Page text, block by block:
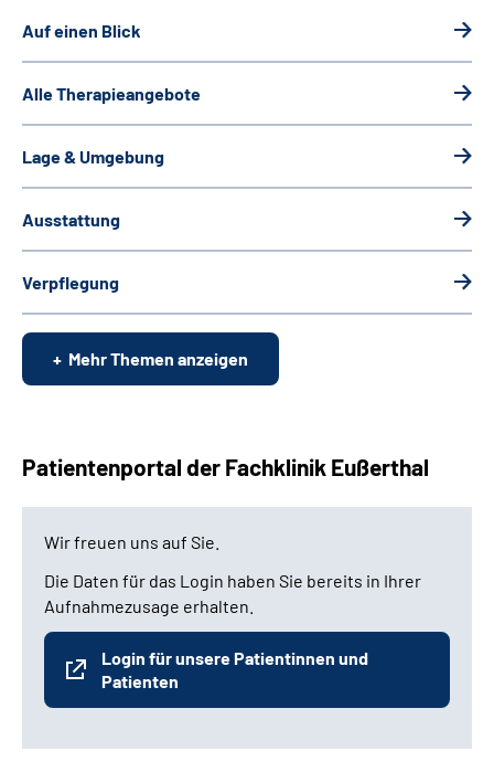
Auf einen Blick
Alle Therapieangebote
Lage & Umgebung
Ausstattung
Verpflegung
Mehr Themen anzeigen
Patientenportal der Fachklinik Eußerthal
Wir freuen uns auf Sie.
Die Daten für das Login haben Sie bereits in Ihrer
Aufnahmezusage erhalten.
Login für unsere Patientinnen und
Patienten